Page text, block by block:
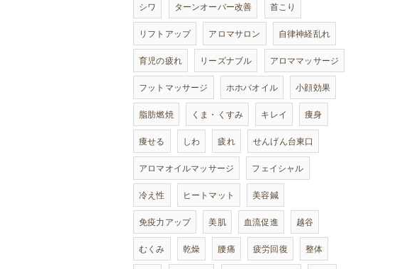
シワ ターンオーバー改善 首こり
リフトアップ アロマサロン 自律神経乱れ
育児の疲れ リーズナブル アロママッサージ
フットマッサージ ホホバオイル 小顔効果
脂肪燃焼 くま・くすみ キレイ 痩身
痩せる しわ 疲れ せんげん台東口
アロマオイルマッサージ フェイシャル
冷え性 ヒートマット 美容鍼
免疫力アップ 美肌 血流促進 越谷
むくみ 乾燥 腰痛 疲労回復 整体